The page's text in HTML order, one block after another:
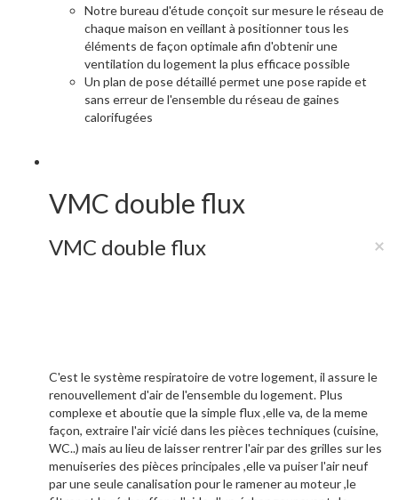
Notre bureau d'étude conçoit sur mesure le réseau de
chaque maison en veillant à positionner tous les
éléments de façon optimale afin d'obtenir une
ventilation du logement la plus efficace possible
Un plan de pose détaillé permet une pose rapide et
sans erreur de l'ensemble du réseau de gaines
calorifugées
VMC double flux
×
VMC double flux
C'est le système respiratoire de votre logement, il assure le
renouvellement d'air de l'ensemble du logement. Plus
complexe et aboutie que la simple flux ,elle va, de la meme
façon, extraire l'air vicié dans les pièces techniques (cuisine,
WC..) mais au lieu de laisser rentrer l'air par des grilles sur les
menuiseries des pièces principales ,elle va puiser l'air neuf
par une seule canalisation pour le ramener au moteur ,le